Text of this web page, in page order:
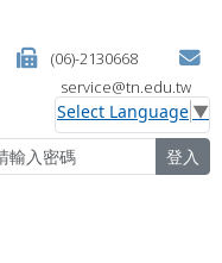
(06)-2130668
service@tn.edu.tw
Select Language ▼
登入